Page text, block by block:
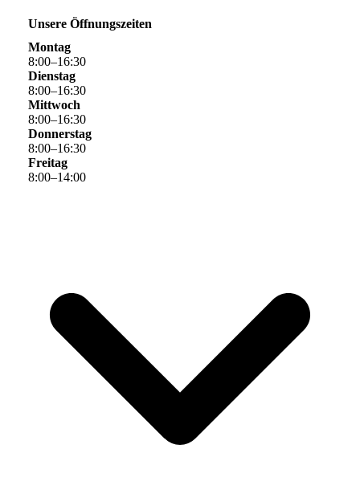
Unsere Öffnungszeiten
Montag
8:00–16:30
Dienstag
8:00–16:30
Mittwoch
8:00–16:30
Donnerstag
8:00–16:30
Freitag
8:00–14:00